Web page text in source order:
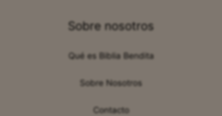
Sobre nosotros
Qué es Biblia Bendita
Sobre Nosotros
Contacto